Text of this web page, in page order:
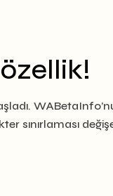
sınırlaması